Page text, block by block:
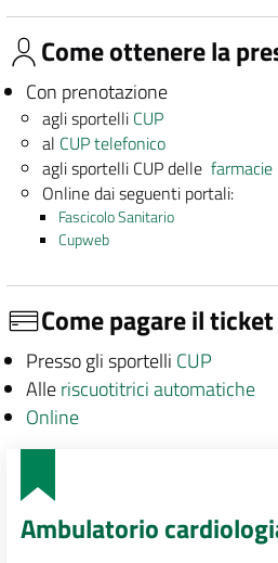
Come ottenere la
Con prenotazione
agli sportelli CUP
al CUP telefonico
agli sportelli CUP dellefarmacie
Online dai seguenti portali:
Fascicolo Sanitario
Cupweb
Come pagare il ticket
Presso gli sportelli CUP
Alleriscuotitrici automatiche
Online
Ambulatorio